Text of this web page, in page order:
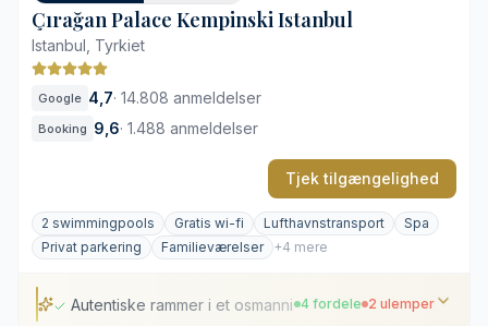
Çırağan Palace Kempinski Istanbul
Istanbul, Tyrkiet
Google 4,7· 14.808 anmeldelser
Booking 9,6· 1.488 anmeldelser
Tjek tilgængelighed
2 swimmingpools Gratis wi-fi Lufthavnstransport
Spa
Privat parkering
Familieværelser +4 mere
Autentiske rammer i et osmannisk kejserpalads
4 fordele 2 ulemper